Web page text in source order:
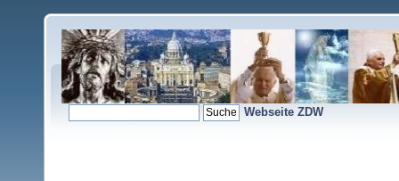
Webseite ZDW